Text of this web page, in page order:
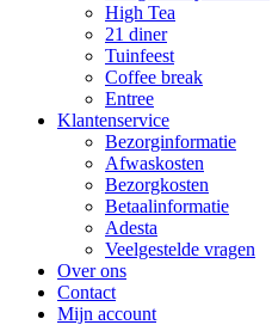
High Tea
21 diner
Tuinfeest
Coffee break
Entree
Klantenservice
Bezorginformatie
Afwaskosten
Bezorgkosten
Betaalinformatie
Adesta
Veelgestelde vragen
Over ons
Contact
Mijn account